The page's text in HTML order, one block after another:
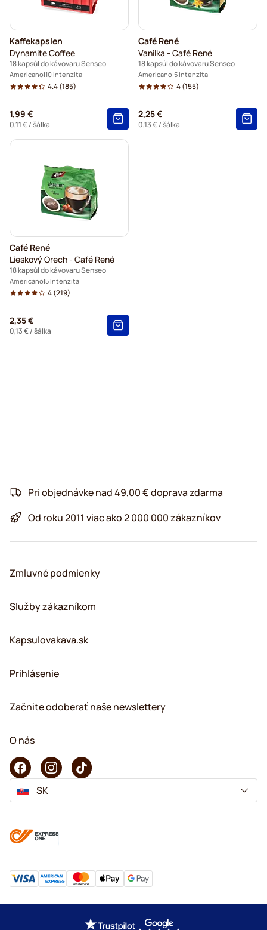
Kaffekapslen
Dynamite Coffee
18 kapsúl do kávovaru Senseo
Americano 10 Intenzita
4.4(185)
1,99 €
0,11 €/ šálka
Café René
Vanilka - Café René
18 kapsúl do kávovaru Senseo
Americano 5 Intenzita
4(155)
2,25 €
0,13 €/ šálka
Café René
Lieskový Orech - Café René
18 kapsúl do kávovaru Senseo
Americano 5 Intenzita
4(219)
2,35 €
0,13 €/ šálka
Pri objednávke nad 49,00 € doprava zdarma
Od roku 2011 viac ako 2 000 000 zákazníkov
Zmluvné podmienky
Služby zákazníkom
Kapsulovakava.sk
Prihlásenie
Začnite odoberať naše newslettery
O nás
SK